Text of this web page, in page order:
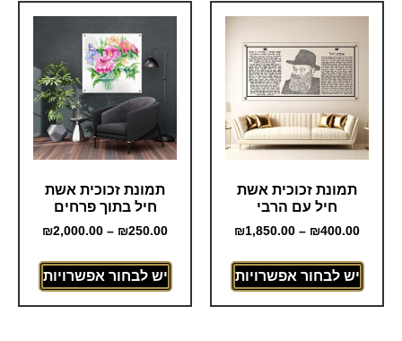
תמונת זכוכית אשת
חיל עם הרבי
₪400.00
–
₪1,850.00
יש לבחור אפשרויות
תמונת זכוכית אשת
חיל בתוך פרחים
₪250.00
–
₪2,000.00
יש לבחור אפשרויות